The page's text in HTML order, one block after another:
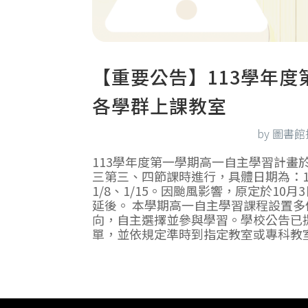
【重要公告】113學年
各學群上課教室
by 圖書
113學年度第一學期高一自主學習計畫
三第三、四節課時進行，具體日期為
1/8、1/15。因颱風影響，原定於10月
延後。 本學期高一自主學習課程設置
向，自主選擇並參與學習。學校公告
單，並依規定準時到指定教室或專科教